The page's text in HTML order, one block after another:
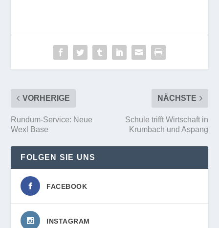
VORHERIGE
Rundum-Service: Neue
Wexl Base
NÄCHSTE
Schule trifft Wirtschaft in
Krumbach und Aspang
FOLGEN SIE UNS
FACEBOOK
INSTAGRAM